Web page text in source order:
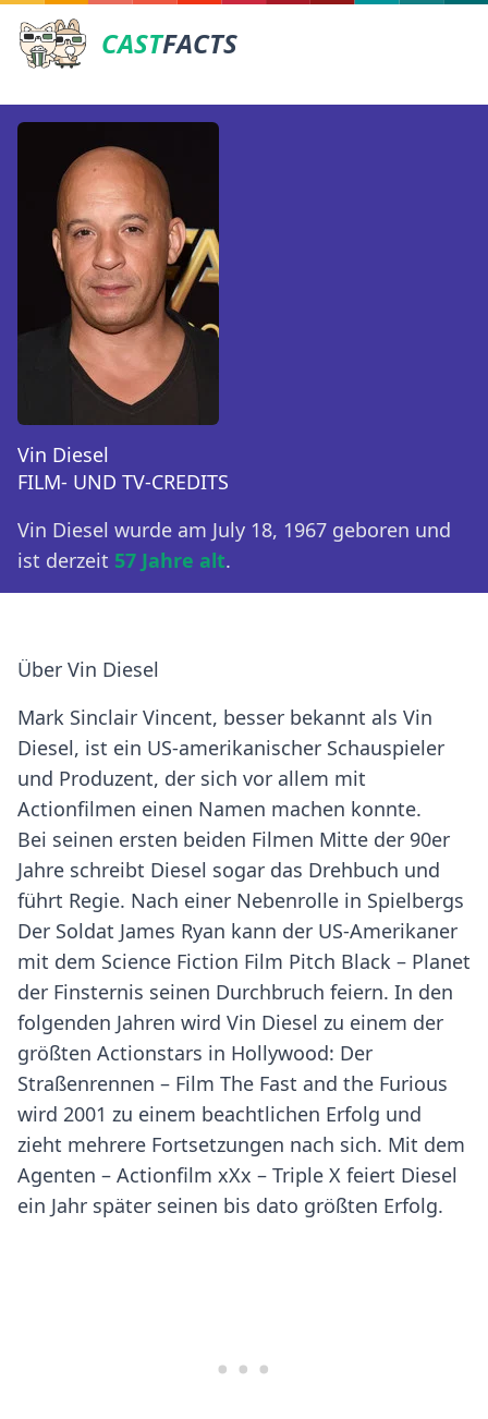
CASTFACTS
Vin Diesel
FILM- UND TV-CREDITS
Vin Diesel wurde am July 18, 1967 geboren und
ist derzeit 57 Jahre alt.
Über Vin Diesel
Mark Sinclair Vincent, besser bekannt als Vin
Diesel, ist ein US-amerikanischer Schauspieler
und Produzent, der sich vor allem mit
Actionfilmen einen Namen machen konnte.
Bei seinen ersten beiden Filmen Mitte der 90er
Jahre schreibt Diesel sogar das Drehbuch und
führt Regie. Nach einer Nebenrolle in Spielbergs
Der Soldat James Ryan kann der US-Amerikaner
mit dem Science Fiction Film Pitch Black – Planet
der Finsternis seinen Durchbruch feiern. In den
folgenden Jahren wird Vin Diesel zu einem der
größten Actionstars in Hollywood: Der
Straßenrennen – Film The Fast and the Furious
wird 2001 zu einem beachtlichen Erfolg und
zieht mehrere Fortsetzungen nach sich. Mit dem
Agenten – Actionfilm xXx – Triple X feiert Diesel
ein Jahr später seinen bis dato größten Erfolg.